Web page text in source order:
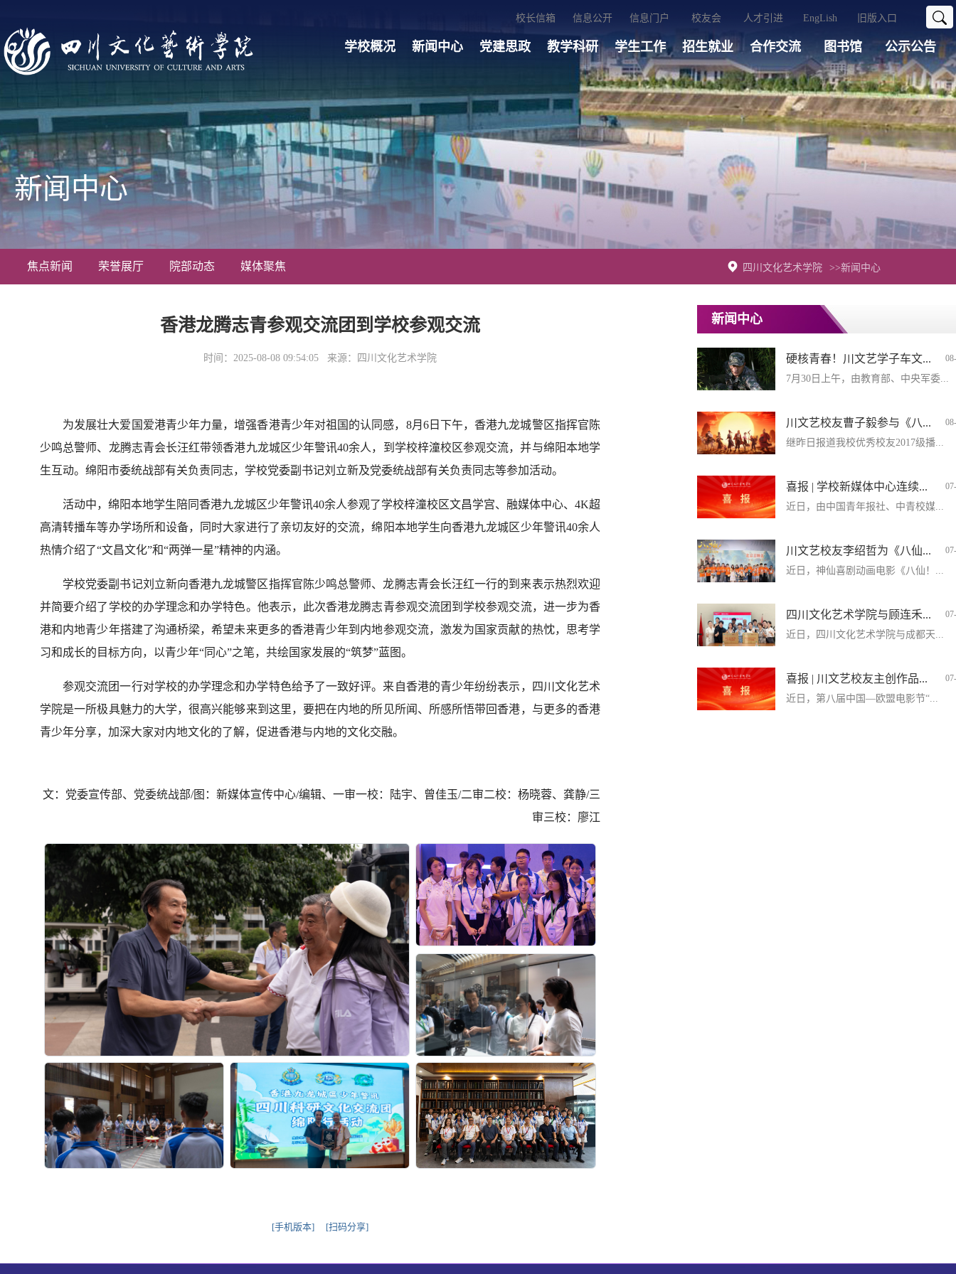
焦点新闻 荣誉展厅 院部动态 媒体聚焦
新闻中心
四川文化艺术学院 >>新闻中心
香港龙腾志青参观交流团到学校参观交流
时间：2025-08-08 09:54:05 来源：四川文化艺术学院
为发展壮大爱国爱港青少年力量，增强香港青少年对祖国的认同感，8月6日下午，香港九龙城警区指挥官陈
少鸣总警师、龙腾志青会长汪红带领香港九龙城区少年警讯40余人，到学校梓潼校区参观交流，并与绵阳本地学
生互动。绵阳市委统战部有关负责同志，学校党委副书记刘立新及党委统战部有关负责同志等参加活动。
活动中，绵阳本地学生陪同香港九龙城区少年警讯40余人参观了学校梓潼校区文昌学宫、融媒体中心、 4K超
高清转播车等办学场所和设备，同时大家进行了亲切友好的交流，绵阳本地学生向香港九龙城区少年警讯40余人
热情介绍了“文昌文化”和“两弹一星”精神的内涵。
学校党委副书记刘立新向香港九龙城警区指挥官陈少鸣总警师、龙腾志青会长汪红一行的到来表示热烈欢迎
并简要介绍了 学校的办学理念和办学特色。他表示，此次香港龙腾志青参观交流团到学校参观交流，进一步为香
港和内地青少年搭建了沟通桥梁，希望未来更多的香港青少年到内地参观交流，激发为国家贡献的热忱，思考学
习和成长的目标方向， 以青少年“同心”之笔，共绘国家发展的“筑梦”蓝图。
参观交流团一行对学校的办学理念和办学特色给予了一致好评。来自香港的青少年纷纷表示，
四川文化艺术
学院是一所极具魅力的大学，很高兴能够来到这里，要把在内地的所见所闻、所感所悟带回香港，与更多的香港
青少年分享， 加深大家对内地文化的了解，促进香港与内地的文化交融。
文：党委宣传部、党委统战部/图：新媒体宣传中心/编辑、一审一校：陆宇、曾佳玉/二审二校：杨晓蓉、龚静/三
审三校：廖江
[手机版本] [扫码分享]
新闻中心
硬核青春！川文艺学子车文...
7月30日上午，由教育部、中央军委...
川文艺校友曹子毅参与《八...
继昨日报道我校优秀校友2017级播...
喜报 | 学校新媒体中心连续...
近日，由中国青年报社、中青校媒...
川文艺校友李绍哲为《八仙...
近日，神仙喜剧动画电影《八仙！...
四川文化艺术学院与顾连禾...
近日，四川文化艺术学院与成都天...
喜报 | 川文艺校友主创作品...
近日，第八届中国—欧盟电影节“...
学校概况 新闻中心 党建思政 教学科研 学生工作 招生就业 合作交流 图书馆 公示公告
校长信箱 信息公开 信息门户 校友会 人才引进 EngLish 旧版入口